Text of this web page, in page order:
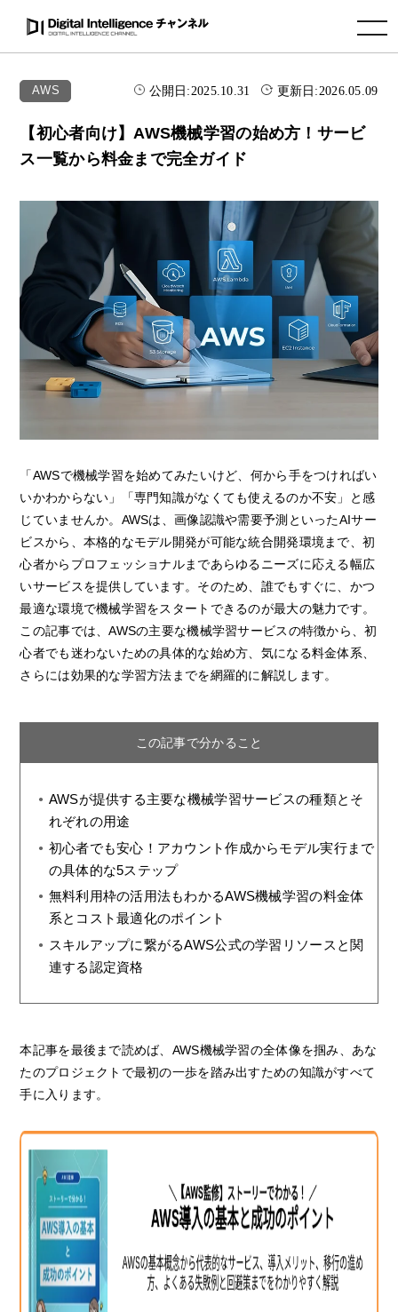
toggle navigation
AWS 公開日:2025.10.31 更新日:2026.05.09
【初心者向け】AWS機械学習の始め方！サービ
ス一覧から料金まで完全ガイド
「AWSで機械学習を始めてみたいけど、何から手をつければい
いかわからない」「専門知識がなくても使えるのか不安」と感
じていませんか。AWSは、画像認識や需要予測といったAIサー
ビスから、本格的なモデル開発が可能な統合開発環境まで、初
心者からプロフェッショナルまであらゆるニーズに応える幅広
いサービスを提供しています。そのため、誰でもすぐに、かつ
最適な環境で機械学習をスタートできるのが最大の魅力です。
この記事では、AWSの主要な機械学習サービスの特徴から、初
心者でも迷わないための具体的な始め方、気になる料金体系、
さらには効果的な学習方法までを網羅的に解説します。
この記事で分かること
AWSが提供する主要な機械学習サービスの種類とそ
れぞれの用途
初心者でも安心！アカウント作成からモデル実行まで
の具体的な5ステップ
無料利用枠の活用法もわかるAWS機械学習の料金体
系とコスト最適化のポイント
スキルアップに繋がるAWS公式の学習リソースと関
連する認定資格
本記事を最後まで読めば、AWS機械学習の全体像を掴み、あな
たのプロジェクトで最初の一歩を踏み出すための知識がすべて
手に入ります。